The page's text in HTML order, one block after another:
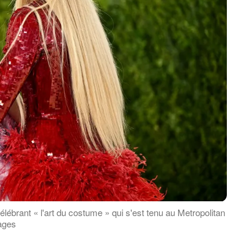
« l'art du costume » qui s'est tenu au Metropolitan